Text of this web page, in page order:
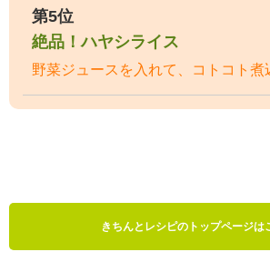
第5位
絶品！ハヤシライス
野菜ジュースを入れて、コトコト煮
きちんとレシピのトップページは